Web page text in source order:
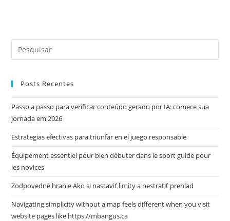
Posts Recentes
Passo a passo para verificar conteúdo gerado por IA: comece sua
jornada em 2026
Estrategias efectivas para triunfar en el juego responsable
Équipement essentiel pour bien débuter dans le sport guide pour
les novices
Zodpovedné hranie Ako si nastaviť limity a nestratiť prehľad
Navigating simplicity without a map feels different when you visit
website pages like https://mbangus.ca